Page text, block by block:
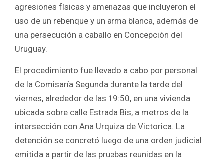
o
k
p
p
agresiones físicas y amenazas que incluyeron el
uso de un rebenque y un arma blanca, además de
una persecución a caballo en Concepción del
Uruguay.
El procedimiento fue llevado a cabo por personal
de la Comisaría Segunda durante la tarde del
viernes, alrededor de las 19:50, en una vivienda
ubicada sobre calle Estrada Bis, a metros de la
intersección con Ana Urquiza de Victorica. La
detención se concretó luego de una orden judicial
emitida a partir de las pruebas reunidas en la